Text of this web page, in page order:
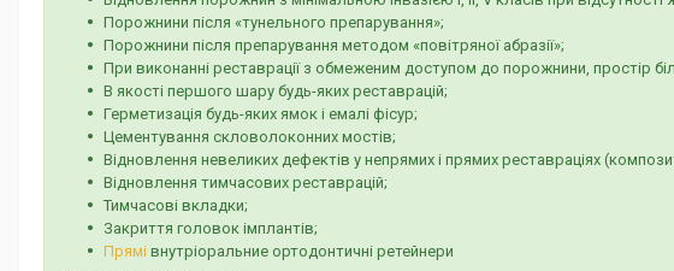
Порожнини після «тунельного препарування»;
Порожнини після препарування методом «повітряної абразії»;
При виконанні реставрації з обмеженим доступом до порожнини, простір
В якості першого шару будь-яких реставрацій;
Герметизація будь-яких ямок і емалі фісур;
Цементування скловолоконних мостів;
Відновлення невеликих дефектів у непрямих і прямих реставраціях
Відновлення тимчасових реставрацій;
Тимчасові вкладки;
Закриття головок імплантів;
Прямі внутріоральние ортодонтичні ретейнери